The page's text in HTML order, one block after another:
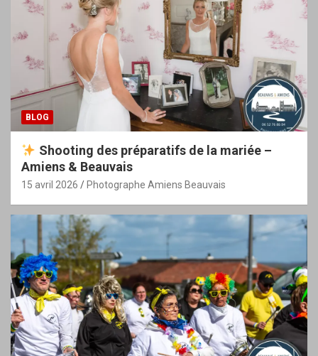
BLOG
Shooting des préparatifs de la mariée –
Amiens & Beauvais
15 avril 2026 Photographe Amiens Beauvais